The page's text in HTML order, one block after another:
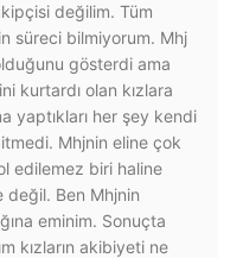
değilim. Tüm
süreci bilmiyorum. Mhj
gösterdi ama
kurtardı olan kızlara
yaptıkları her şey kendi
Mhjnin eline çok
edilemez biri haline
Ben Mhjnin
eminim. Sonuçta
kızların akibiyeti ne